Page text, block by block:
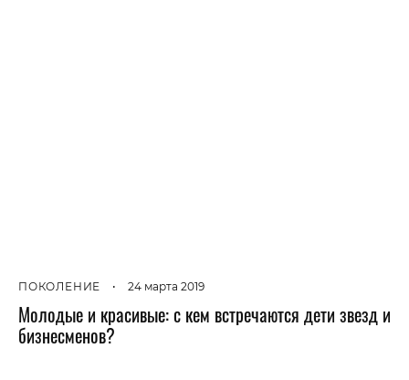
ПОКОЛЕНИЕ • 24 марта 2019
Молодые и красивые: с кем встречаются дети звезд и
бизнесменов?